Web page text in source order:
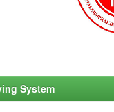
System